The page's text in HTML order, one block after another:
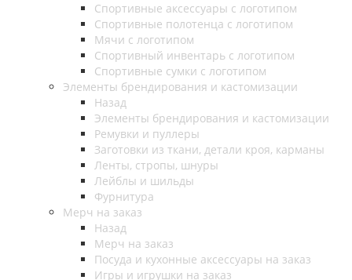
Спортивные аксессуары с логотипом
Спортивные полотенца с логотипом
Мячи с логотипом
Спортивный инвентарь с логотипом
Спортивные сумки с логотипом
Элементы брендирования и кастомизации
Назад
Элементы брендирования и кастомизации
Ремувки и пуллеры
Заготовки из ткани, детали кроя, карманы
Ленты, стропы, шнуры
Лейблы и шильды
Фурнитура
Мерч на заказ
Назад
Мерч на заказ
Посуда и кухонные аксессуары на заказ
Игры и игрушки на заказ